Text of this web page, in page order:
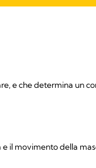
e che determina un
il movimento della